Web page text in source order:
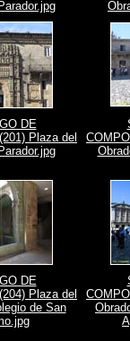
DE
Plaza del
DE
Plaza del
de San